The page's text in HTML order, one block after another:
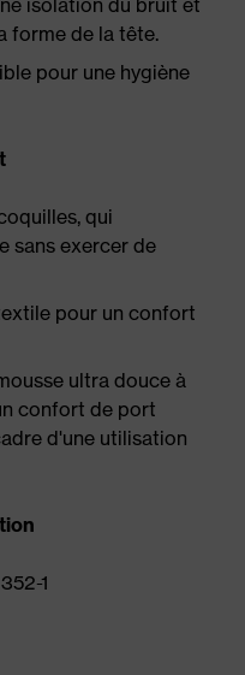
isolation du bruit et
forme de la tête.
pour une hygiène
qui
sans exercer de
pour un confort
ultra douce à
confort de port
d'une utilisation
1